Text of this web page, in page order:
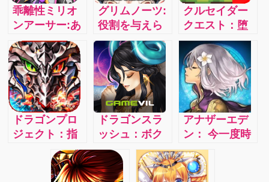
乖離性ミリオ
ンアーサー:あ
いつもこいつ
もみんなアー
サー！？100万
人のアーサー
達が奏でる、
たった一人の
王を目指す物
語ーーー 最大
4人協力プレイ
で楽しめるキ
グリムノーツ:
役割を与えら
れた主役と、
空っぽの脚本
をもった脇役
が紡ぐRPG
4.1i
クルセイダー
クエスト：堕
落した女神た
ちを救い出す
主人公は君！
壮大なストー
リーでゲーム
をもっと楽し
もう！
ドラゴンプロ
ジェクト：指
一本で本格ア
クション！＆
オンライン共
ドラゴンスラ
ッシュ：ボク
とキミだけの
新たな物語が
遂に幕を開け
アナザーエデ
ン： 今一度時
空を超えて冒
険の旅に出よ
う！4.1i